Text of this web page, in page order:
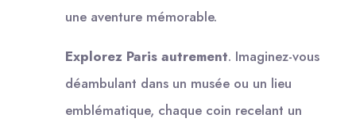
une aventure mémorable.
Explorez Paris autrement. Imaginez-vous
déambulant dans un musée ou un lieu
emblématique, chaque coin recelant un